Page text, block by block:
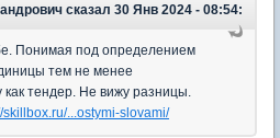
сказал 30 Янв 2024 - 08:54:
Понимая под определением
тем не менее
как тендер. Не вижу разницы.
skillbox.ru/...ostymi-slovami/